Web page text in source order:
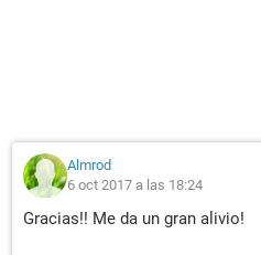
Almrod
6 oct 2017 a las 18:24
Gracias!! Me da un gran alivio!